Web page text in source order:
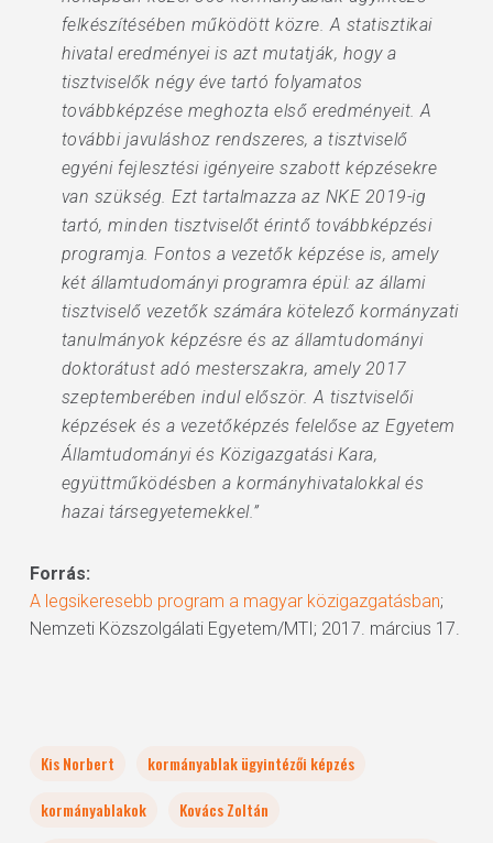
felkészítésében működött közre. A statisztikai
hivatal eredményei is azt mutatják, hogy a
tisztviselők négy éve tartó folyamatos
továbbképzése meghozta első eredményeit. A
további javuláshoz rendszeres, a tisztviselő
egyéni fejlesztési igényeire szabott képzésekre
van szükség. Ezt tartalmazza az NKE 2019-ig
tartó, minden tisztviselőt érintő továbbképzési
programja. Fontos a vezetők képzése is, amely
két államtudományi programra épül: az állami
tisztviselő vezetők számára kötelező kormányzati
tanulmányok képzésre és az államtudományi
doktorátust adó mesterszakra, amely 2017
szeptemberében indul először. A tisztviselői
képzések és a vezetőképzés felelőse az Egyetem
Államtudományi és Közigazgatási Kara,
együttműködésben a kormányhivatalokkal és
hazai társegyetemekkel.”
Forrás:
A legsikeresebb program a magyar közigazgatásban;
Nemzeti Közszolgálati Egyetem/MTI; 2017. március 17.
Kis Norbert
kormányablak ügyintézői képzés
kormányablakok
Kovács Zoltán